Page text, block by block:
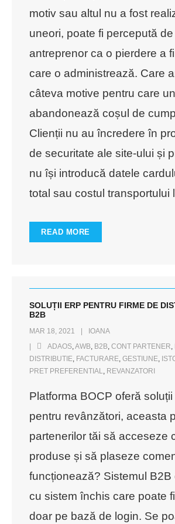
motiv sau altul nu a fost
uneori, poate fi percepută
antreprenor ca o pierdere a
care o administrează. Care
câteva motive pentru care
abandonează coșul de
Clienții nu au încredere în
de securitate ale site-ului și
nu își introducă datele
total sau costul transportului
READ MORE
SOLUȚII ERP PENTRU FIRME DE
B2B
MAR 18, 2021
IOANA
ADAOS,AWB, B2B, CONT PARTENER,
DISTRIBUTIE, FACTURARE, GESTIUNE,
PRET PREFERENTIAL, REVANZATORI
Platforma BOCP oferă
pentru revânzători, aceasta
partenerilor tăi să acceseze
produse și să plaseze
funcționează? Sistemul B2B
cu sistem închis care poate
doar pe bază de login. Se